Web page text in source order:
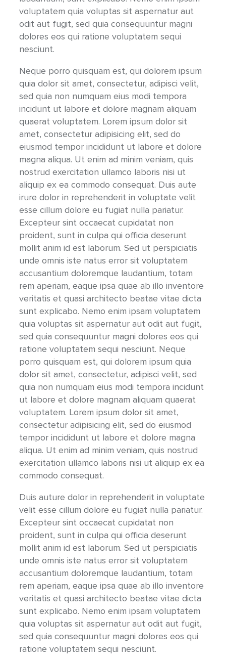
voluptatem quia voluptas sit aspernatur aut
odit aut fugit, sed quia consequuntur magni
dolores eos qui ratione voluptatem sequi
nesciunt.
Neque porro quisquam est, qui dolorem ipsum
quia dolor sit amet, consectetur, adipisci velit,
sed quia non numquam eius modi tempora
incidunt ut labore et dolore magnam aliquam
quaerat voluptatem. Lorem ipsum dolor sit
amet, consectetur adipisicing elit, sed do
eiusmod tempor incididunt ut labore et dolore
magna aliqua. Ut enim ad minim veniam, quis
nostrud exercitation ullamco laboris nisi ut
aliquip ex ea commodo consequat. Duis aute
irure dolor in reprehenderit in voluptate velit
esse cillum dolore eu fugiat nulla pariatur.
Excepteur sint occaecat cupidatat non
proident, sunt in culpa qui officia deserunt
mollit anim id est laborum. Sed ut perspiciatis
unde omnis iste natus error sit voluptatem
accusantium doloremque laudantium, totam
rem aperiam, eaque ipsa quae ab illo inventore
veritatis et quasi architecto beatae vitae dicta
sunt explicabo. Nemo enim ipsam voluptatem
quia voluptas sit aspernatur aut odit aut fugit,
sed quia consequuntur magni dolores eos qui
ratione voluptatem sequi nesciunt. Neque
porro quisquam est, qui dolorem ipsum quia
dolor sit amet, consectetur, adipisci velit, sed
quia non numquam eius modi tempora incidunt
ut labore et dolore magnam aliquam quaerat
voluptatem. Lorem ipsum dolor sit amet,
consectetur adipisicing elit, sed do eiusmod
tempor incididunt ut labore et dolore magna
aliqua. Ut enim ad minim veniam, quis nostrud
exercitation ullamco laboris nisi ut aliquip ex ea
commodo consequat.
Duis auture dolor in reprehenderit in voluptate
velit esse cillum dolore eu fugiat nulla pariatur.
Excepteur sint occaecat cupidatat non
proident, sunt in culpa qui officia deserunt
mollit anim id est laborum. Sed ut perspiciatis
unde omnis iste natus error sit voluptatem
accusantium doloremque laudantium, totam
rem aperiam, eaque ipsa quae ab illo inventore
veritatis et quasi architecto beatae vitae dicta
sunt explicabo. Nemo enim ipsam voluptatem
quia voluptas sit aspernatur aut odit aut fugit,
sed quia consequuntur magni dolores eos qui
ratione voluptatem sequi nesciunt.